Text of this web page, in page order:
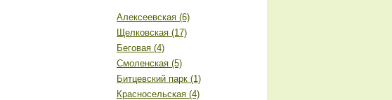
Алексеевская (6)
Щелковская (17)
Беговая (4)
Смоленская (5)
Битцевский парк (1)
Красносельская (4)